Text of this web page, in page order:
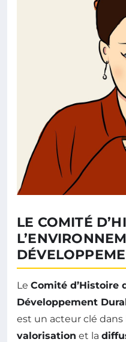
LE COMITÉ
Le Comité d’Histoire
Développement
est un acteur clé dans
valorisation et la